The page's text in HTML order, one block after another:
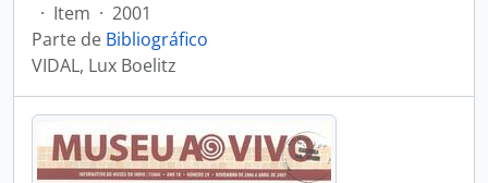
· Item · 2001
Parte de Bibliográfico
VIDAL, Lux Boelitz